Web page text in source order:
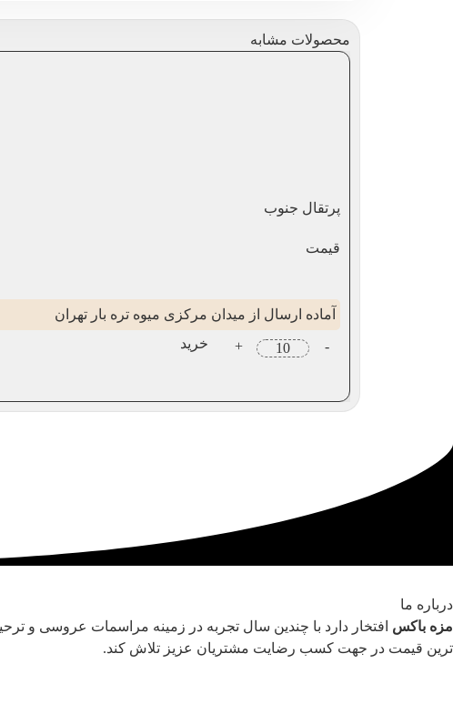
محصولات مشابه
پرتقال جنوب
قیمت
آماده ارسال از میدان مرکزی میوه تره بار تهران
-
+ خرید
درباره ما
مزه باکس افتخار دارد با چندین سال تجربه در زمینه مراسمات عروسی و
ترین قیمت در جهت کسب رضایت مشتریان عزیز تلاش کند.